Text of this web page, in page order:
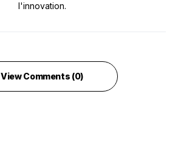
l'innovation.
View Comments (0)